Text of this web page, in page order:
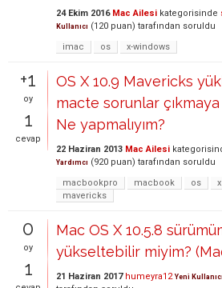
24 Ekim 2016 Mac Ailesi kategorisinde
Kullanıcı (120 puan) tarafından soruldu
imac
os x-windows
+1
oy
1
cevap
OS X 10.9 Mavericks
macte sorunlar çıkmaya
Ne yapmalıyım?
22 Haziran 2013 Mac Ailesi
Yardımcı (920 puan) tarafından soruldu
macbookpro
macbook os x
mavericks
0
oy
1
Mac OS X 10.5.8
yükseltebilir miyim?
21 Haziran 2017 humeyra12 Yeni Kullanıcı